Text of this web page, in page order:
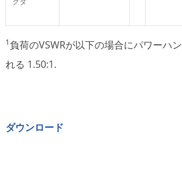
1負荷のVSWRが以下の場合にパワーハ
れる 1.50:1.
ダウンロード